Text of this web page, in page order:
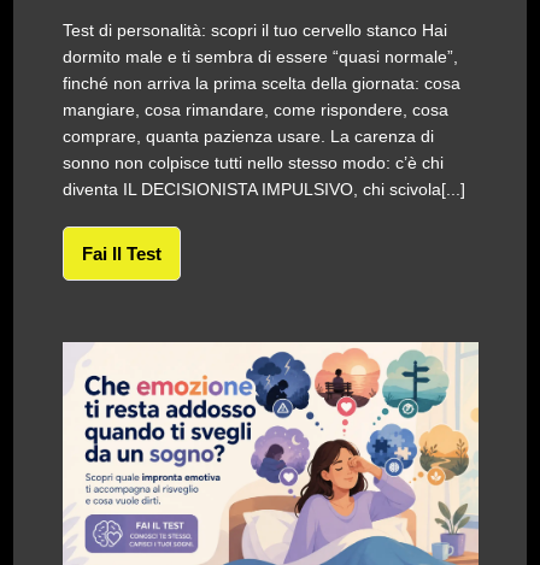
Test di personalità: scopri il tuo cervello stanco Hai
dormito male e ti sembra di essere “quasi normale”,
finché non arriva la prima scelta della giornata: cosa
mangiare, cosa rimandare, come rispondere, cosa
comprare, quanta pazienza usare. La carenza di
sonno non colpisce tutti nello stesso modo: c’è chi
diventa IL DECISIONISTA IMPULSIVO, chi scivola[...]
Fai Il Test